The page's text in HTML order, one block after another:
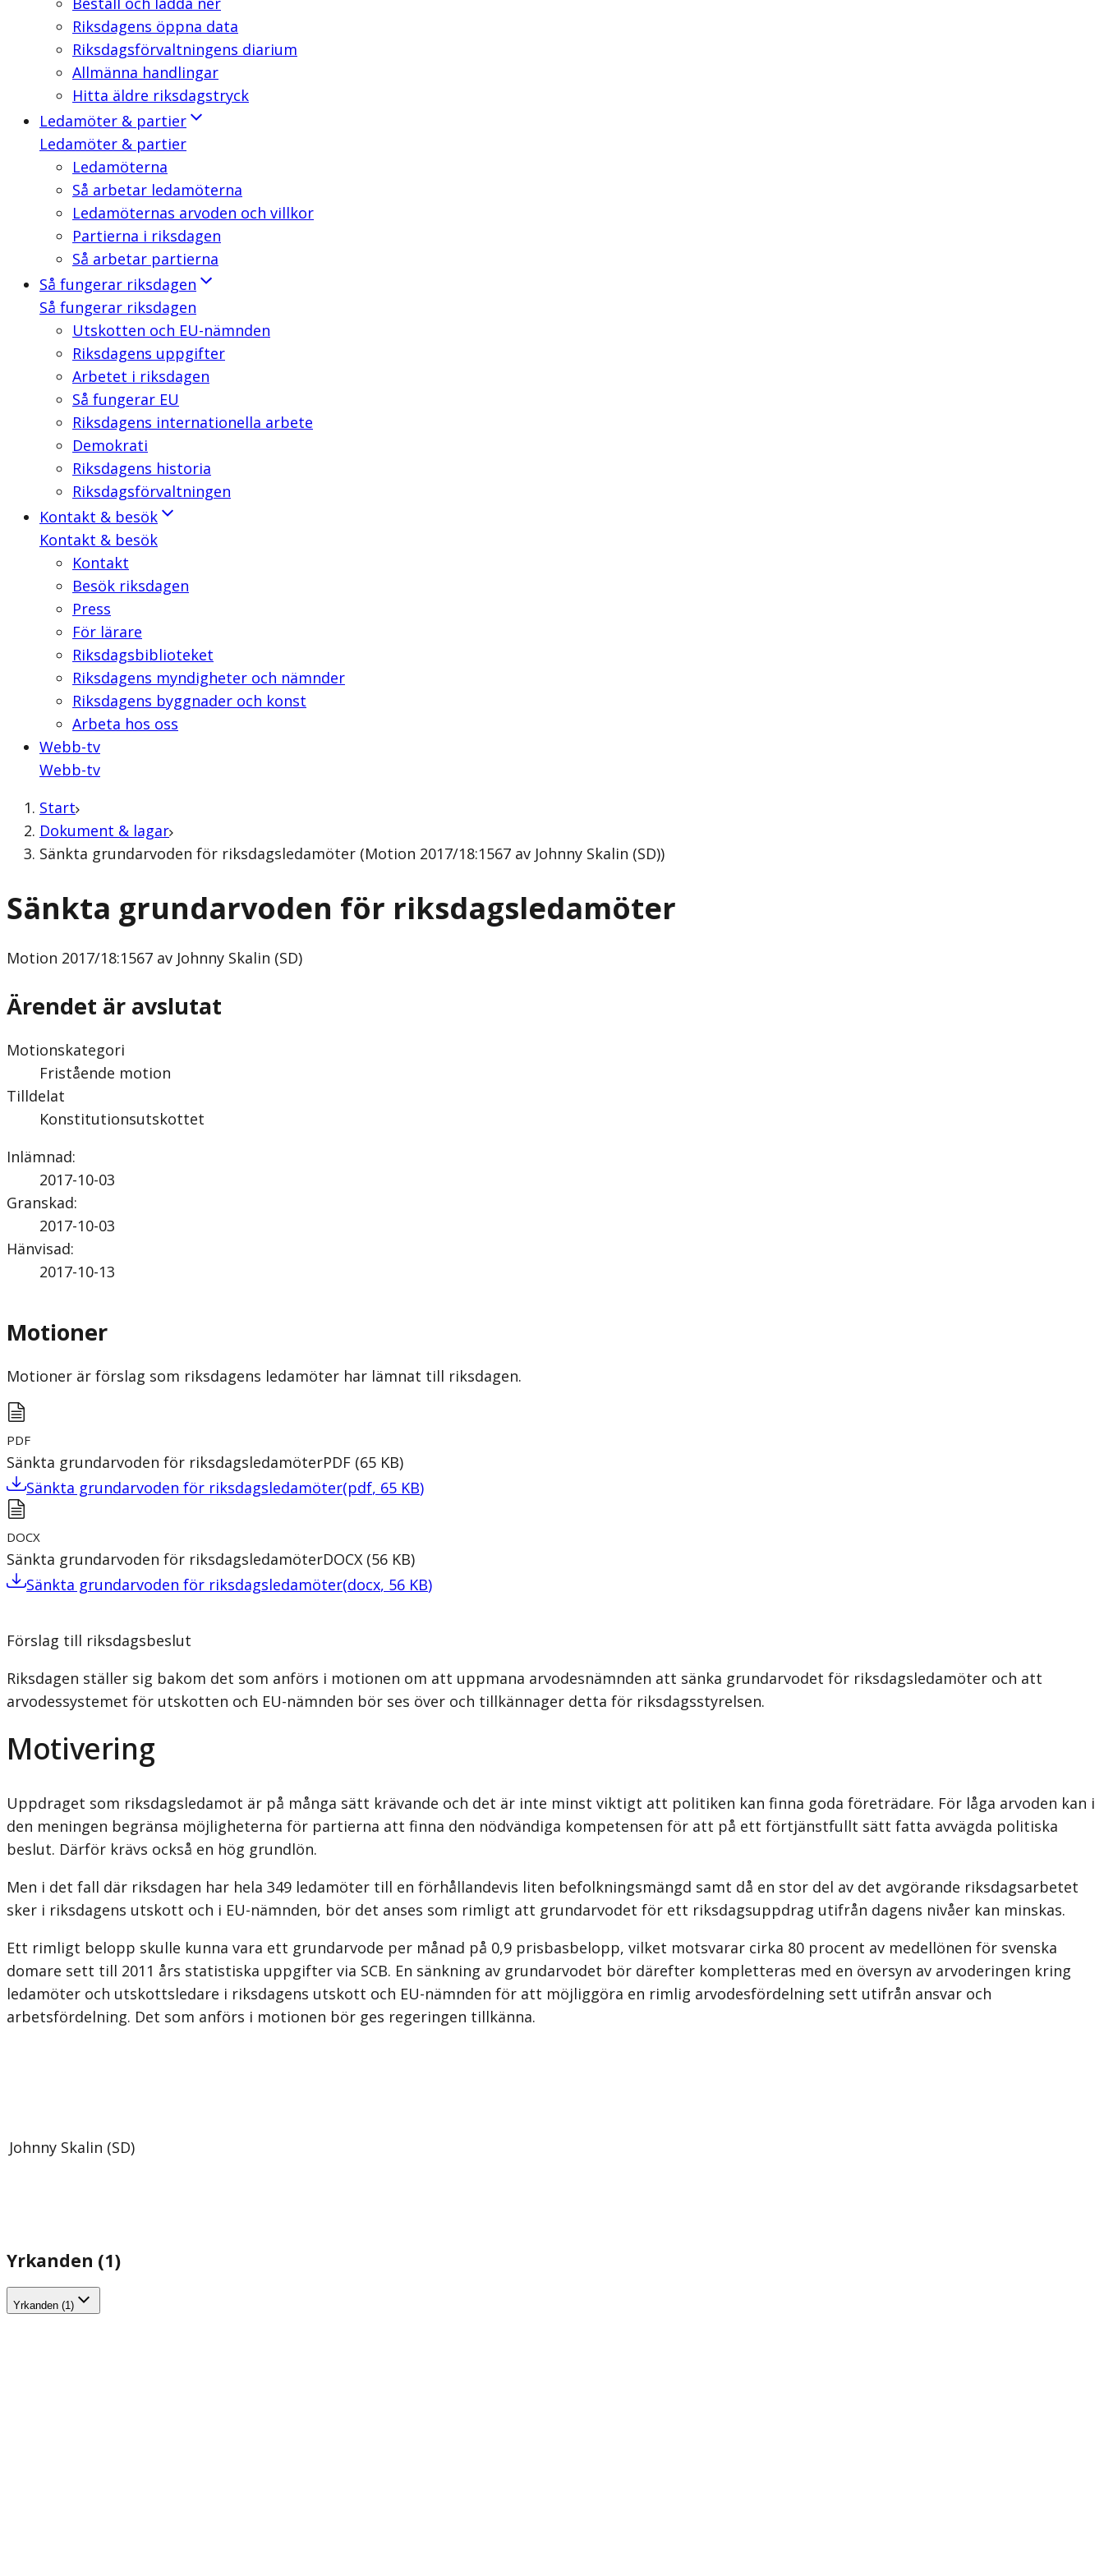
Riksdagens öppna data
Riksdagsförvaltningens diarium
Allmänna handlingar
Hitta äldre riksdagstryck
Ledamöter & partier
Ledamöter & partier
Ledamöterna
Så arbetar ledamöterna
Ledamöternas arvoden och villkor
Partierna i riksdagen
Så arbetar partierna
Så fungerar riksdagen
Så fungerar riksdagen
Utskotten och EU-nämnden
Riksdagens uppgifter
Arbetet i riksdagen
Så fungerar EU
Riksdagens internationella arbete
Demokrati
Riksdagens historia
Riksdagsförvaltningen
Kontakt & besök
Kontakt & besök
Kontakt
Besök riksdagen
Press
För lärare
Riksdagsbiblioteket
Riksdagens myndigheter och nämnder
Riksdagens byggnader och konst
Arbeta hos oss
Webb-tv
Webb-tv
Start
Dokument & lagar
Sänkta grundarvoden för riksdagsledamöter (Motion 2017/18:1567 av Johnny Skalin (SD))
Sänkta grundarvoden för riksdagsledamöter
Motion 2017/18:1567 av Johnny Skalin (SD)
Ärendet är avslutat
Motionskategori
Fristående motion
Tilldelat
Konstitutionsutskottet
Inlämnad:
2017-10-03
Granskad:
2017-10-03
Hänvisad:
2017-10-13
Motioner
Motioner är förslag som riksdagens ledamöter har lämnat till riksdagen.
PDF
Sänkta grundarvoden för riksdagsledamöterPDF (65 KB)
Sänkta grundarvoden för riksdagsledamöter(pdf, 65 KB)
DOCX
Sänkta grundarvoden för riksdagsledamöterDOCX (56 KB)
Sänkta grundarvoden för riksdagsledamöter(docx, 56 KB)
Förslag till riksdagsbeslut
Riksdagen ställer sig bakom det som anförs i motionen om att uppmana arvodesnämnden att sänka grundarvodet för riksdagsledamöter och att
arvodessystemet för utskotten och EU-nämnden bör ses över och tillkännager detta för riksdagsstyrelsen.
Motivering
Uppdraget som riksdagsledamot är på många sätt krävande och det är inte minst viktigt att politiken kan finna goda företrädare. För låga arvoden kan i
den meningen begränsa möjligheterna för partierna att finna den nödvändiga kompetensen för att på ett förtjänstfullt sätt fatta avvägda politiska
beslut. Därför krävs också en hög grundlön.
Men i det fall där riksdagen har hela 349 ledamöter till en förhållandevis liten befolkningsmängd samt då en stor del av det avgörande riksdagsarbetet
sker i riksdagens utskott och i EU-nämnden, bör det anses som rimligt att grundarvodet för ett riksdagsuppdrag utifrån dagens nivåer kan minskas.
Ett rimligt belopp skulle kunna vara ett grundarvode per månad på 0,9 prisbas­belopp, vilket motsvarar cirka 80 procent av medellönen för svenska
domare sett till 2011 års statistiska uppgifter via SCB. En sänkning av grundarvodet bör därefter kompletteras med en översyn av arvoderingen kring
ledamöter och utskottsledare i riksdagens utskott och EU-nämnden för att möjliggöra en rimlig arvodesfördelning sett utifrån ansvar och
arbetsfördelning. Det som anförs i motionen bör ges regeringen tillkänna.
Johnny Skalin (SD)
Yrkanden (1)
Yrkanden (1)